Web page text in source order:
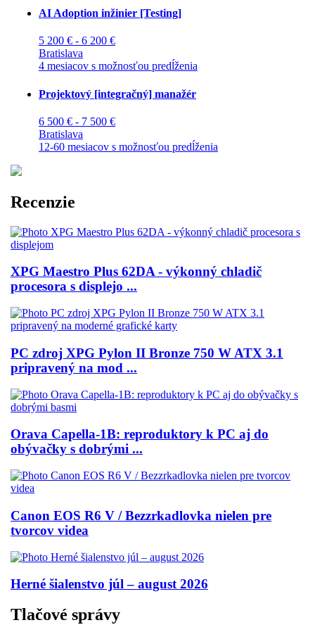
AI Adoption inžinier [Testing]
5 200 € - 6 200 €
Bratislava
4 mesiacov s možnosťou predĺženia
Projektový [integračný] manažér
6 500 € - 7 500 €
Bratislava
12-60 mesiacov s možnosťou predĺženia
Recenzie
XPG Maestro Plus 62DA - výkonný chladič
procesora s displejo ...
PC zdroj XPG Pylon II Bronze 750 W ATX 3.1
pripravený na mod ...
Orava Capella-1B: reproduktory k PC aj do
obývačky s dobrými ...
Canon EOS R6 V / Bezzrkadlovka nielen pre
tvorcov videa
Herné šialenstvo júl – august 2026
Tlačové správy